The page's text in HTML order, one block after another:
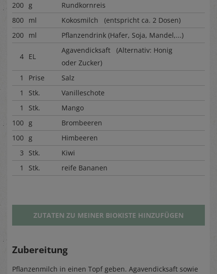
200 g
Rundkornreis
800 ml
Kokosmilch (entspricht ca. 2 Dosen)
200 ml Pflanzendrink (Hafer, Soja, Mandel,...)
4 EL
Agavendicksaft (Alternativ: Honig
oder Zucker)
1
Prise
Salz
1
Stk.
Vanilleschote
1
Stk.
Mango
100 g
Brombeeren
100 g
Himbeeren
3
Stk.
Kiwi
1
Stk. reife Bananen
ZUTATEN ZU MEINER BIOKISTE HINZUFÜGEN
Zubereitung
Pflanzenmilch in einen Topf geben. Agavendicksaft sowie